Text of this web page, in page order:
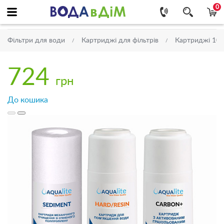
0
Фільтри для води Картриджі для фільтрів Картриджі
724 грн
До кошика